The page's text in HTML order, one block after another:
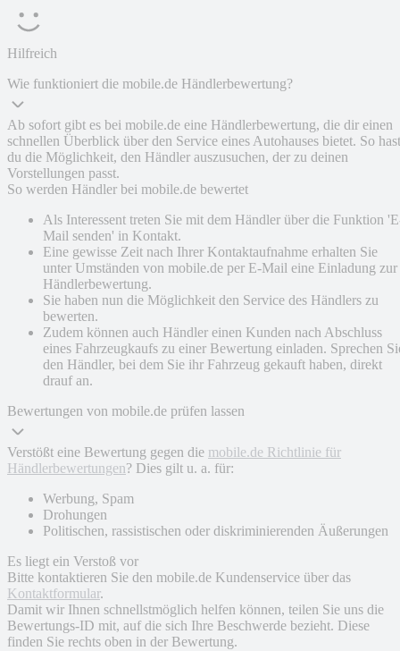
Hilfreich
Wie funktioniert die mobile.de Händlerbewertung?
Ab sofort gibt es bei mobile.de eine Händlerbewertung, die dir einen
schnellen Überblick über den Service eines Autohauses bietet. So hast
du die Möglichkeit, den Händler auszusuchen, der zu deinen
Vorstellungen passt.
So werden Händler bei mobile.de bewertet
Als Interessent treten Sie mit dem Händler über die Funktion
Mail senden' in Kontakt.
Eine gewisse Zeit nach Ihrer Kontaktaufnahme erhalten Sie
unter Umständen von mobile.de per E-Mail eine Einladung zur
Händlerbewertung.
Sie haben nun die Möglichkeit den Service des Händlers zu
bewerten.
Zudem können auch Händler einen Kunden nach Abschluss
eines Fahrzeugkaufs zu einer Bewertung einladen. Sprechen
den Händler, bei dem Sie ihr Fahrzeug gekauft haben, direkt
drauf an.
Bewertungen von mobile.de prüfen lassen
Verstößt eine Bewertung gegen die mobile.de Richtlinie für
Händlerbewertungen? Dies gilt u. a. für:
Werbung, Spam
Drohungen
Politischen, rassistischen oder diskriminierenden Äußerungen
Es liegt ein Verstoß vor
Bitte kontaktieren Sie den mobile.de Kundenservice über das
Kontaktformular.
Damit wir Ihnen schnellstmöglich helfen können, teilen Sie uns die
Bewertungs-ID mit, auf die sich Ihre Beschwerde bezieht. Diese
finden Sie rechts oben in der Bewertung.